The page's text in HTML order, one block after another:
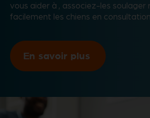
vous aider à , associez-les
facilement les chiens en
En savoir plus